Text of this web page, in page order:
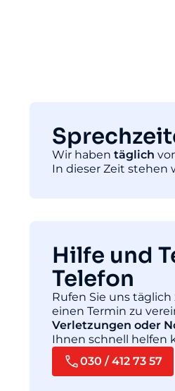
Wir haben täglich
In dieser Zeit stehen
Hilfe und
Telefon
Rufen Sie uns täglich
einen Termin zu
Verletzungen oder
Ihnen schnell helfen
030 / 412 73 57